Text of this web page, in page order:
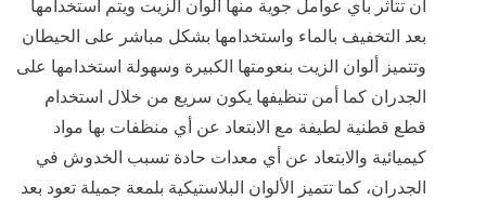
أن تتأثر بأي عوامل جوية منها ألوان الزيت ويتم استخدامها
بعد التخفيف بالماء واستخدامها بشكل مباشر على الحيطان
وتتميز ألوان الزيت بنعومتها الكبيرة وسهولة استخدامها على
الجدران كما أمن تنظيفها يكون سريع من خلال استخدام
قطع قطنية لطيفة مع الابتعاد عن أي منظفات بها مواد
كيميائية والابتعاد عن أي معدات حادة تسبب الخدوش في
الجدران، كما تتميز الألوان البلاستيكية بلمعة جميلة تعود بعد